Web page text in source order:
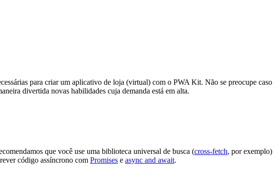
para criar um aplicativo de loja (virtual) com o PWA Kit. Não se preocupe caso
divertida novas habilidades cuja demanda está em alta.
que você use uma biblioteca universal de busca (cross-fetch, por exemplo)
código assíncrono com Promises e async and await.